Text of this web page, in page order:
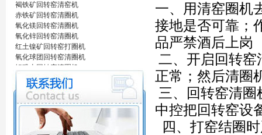
褐铁矿回转窑清窑机
赤铁矿回转窑清圈机
氧化镁回转窑清圈机
氧化锌回转窑清圈机
红土镍矿回转窑打圈机
氧化球团回转窑清圈机
铝矾土回转窑清圈机
铝酸钙粉窑清圈机
活性石灰回转窑清圈机
窑内一至二十八米窑结圈处理机
回转窑结圈处理专用设备/清圈机/打圈机…
石油支撑剂陶粒砂回转窑清圈机
海棉铁回转窑清圈机
一、用清窑圈机
接地是否可靠；
品严禁酒后上岗
二、开启回转窑
正常；然后清圈
三、回转窑清
中控把回转窑设
四、打窑结圈